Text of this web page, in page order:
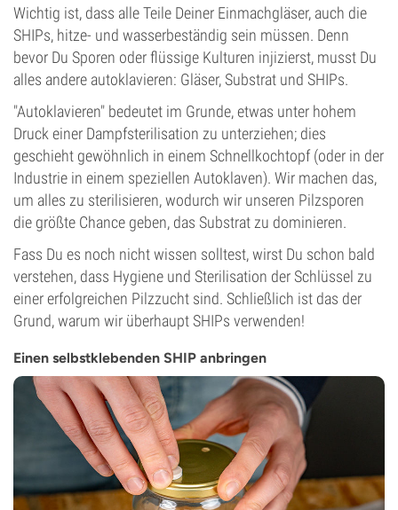
Wichtig ist, dass alle Teile Deiner Einmachgläser, auch die
SHIPs, hitze- und wasserbeständig sein müssen. Denn
bevor Du Sporen oder flüssige Kulturen injizierst, musst Du
alles andere autoklavieren: Gläser, Substrat und SHIPs.
"Autoklavieren" bedeutet im Grunde, etwas unter hohem
Druck einer Dampfsterilisation zu unterziehen; dies
geschieht gewöhnlich in einem Schnellkochtopf (oder in der
Industrie in einem speziellen Autoklaven). Wir machen das,
um alles zu sterilisieren, wodurch wir unseren Pilzsporen
die größte Chance geben, das Substrat zu dominieren.
Fass Du es noch nicht wissen solltest, wirst Du schon bald
verstehen, dass Hygiene und Sterilisation der Schlüssel zu
einer erfolgreichen Pilzzucht sind. Schließlich ist das der
Grund, warum wir überhaupt SHIPs verwenden!
Einen selbstklebenden SHIP anbringen